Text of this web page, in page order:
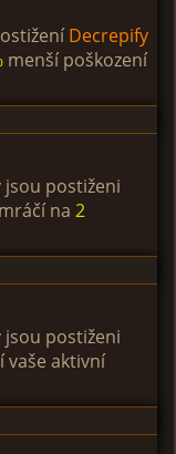
Decrepify
menší poškození
jsou postiženi
na 2
jsou postiženi
vaše aktivní